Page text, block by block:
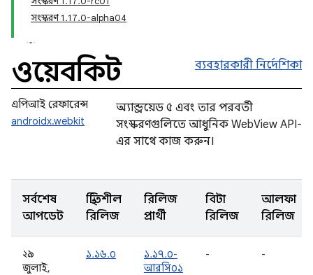
সংস্করণ 1.17.0-alpha04
ওয়েবকিট ব্যবহারকারী নির্দেশিকা
এপিআই রেফারেন্স
androidx.webkit
অ্যান্ড্রয়েড ৫ এবং তার পরবর্তী
সংস্করণগুলিতে আধুনিক WebView API-
এর সাথে কাজ করুন।
সর্বশেষ
আপডেট
স্থিতিশীল
রিলিজ
রিলিজ
প্রার্থী
বিটা
রিলিজ
আলফা
রিলিজ
২৯
জুলাই,
১.১৬.০
১.১৭.০-
আরসি০১
- -